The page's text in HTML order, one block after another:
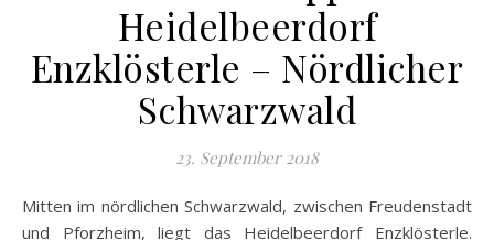
Heidelbeerdorf
Enzklösterle – Nördlicher
Schwarzwald
23. September 2018
Mitten im nördlichen Schwarzwald, zwischen Freudenstadt
und Pforzheim, liegt das Heidelbeerdorf Enzklösterle.